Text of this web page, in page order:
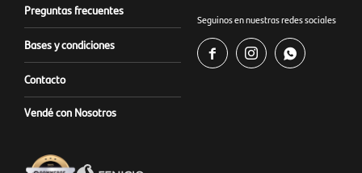
Preguntas frecuentes
Bases y condiciones
Contacto
Vendé con Nosotros
Seguinos en nuestras redes sociales
  